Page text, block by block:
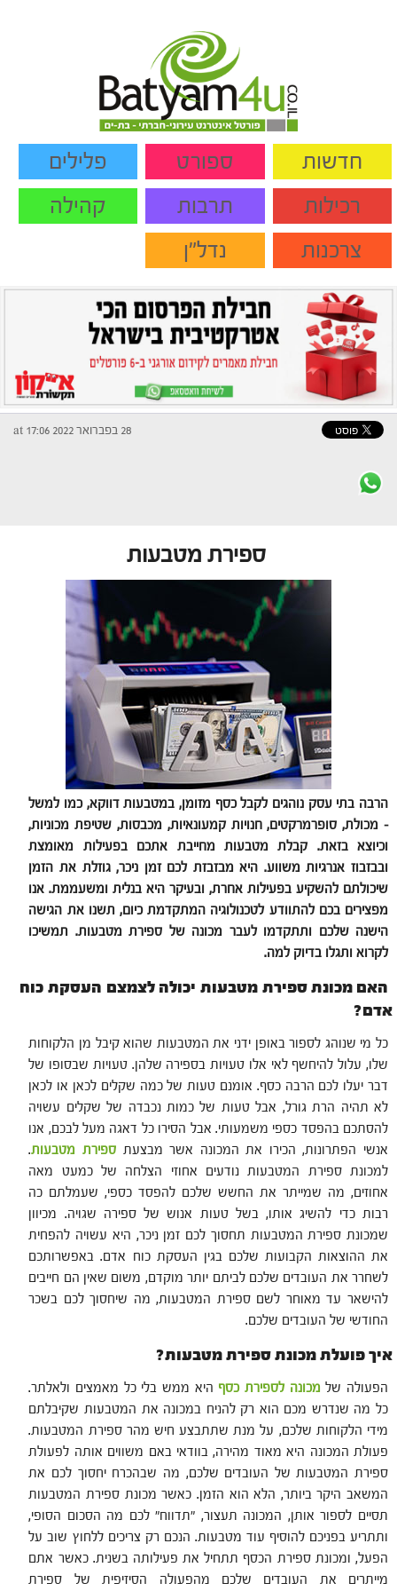
חדשות ספורט
פלילים
רכילות
תרבות
קהילה
צרכנות
נדל"ן
28 בפברואר 2022 at 17:06
ספירת מטבעות
הרבה בתי עסק נוהגים לקבל כסף מזומן, במטבעות דווקא, כמו למשל
– מכולת, סופרמרקטים, חנויות קמעונאיות, מכבסות, שטיפת מכוניות,
וכיוצא בזאת. קבלת מטבעות מחייבת אתכם בפעילות מאומצת
ובבזבוז אנרגיות משווע. היא מבזבזת לכם זמן ניכר, גוזלת את הזמן
שיכולתם להשקיע בפעילות אחרת, ובעיקר היא בנלית ומשעממת. אנו
מפצירים בכם להתוודע לטכנולוגיה המתקדמת כיום, תשנו את הגישה
הישנה שלכם ותתקדמו לעבר מכונה של ספירת מטבעות. תמשיכו
לקרוא ותגלו בדיוק למה.
האם מכונת ספירת מטבעות יכולה לצמצם העסקת כוח
אדם?
כל מי שנוהג לספור באופן ידני את המטבעות שהוא קיבל מן הלקוחות
שלו, עלול להיחשף לאי אלו טעויות בספירה שלהן. טעויות שבסופו של
דבר יעלו לכם הרבה כסף. אומנם טעות של כמה שקלים לכאן או לכאן
לא תהיה הרת גורל, אבל טעות של כמות נכבדה של שקלים עשויה
להסתכם בהפסד כספי משמעותי. אבל הסירו כל דאגה מעל לבכם, אנו
אנשי הפתרונות, הכירו את המכונה אשר מבצעתספירת מטבעות.
למכונת ספירת המטבעות נודעים אחוזי הצלחה של כמעט מאה
אחוזים, מה שמייתר את החשש שלכם להפסד כספי, שעמלתם כה
רבות כדי להשיג אותו, בשל טעות אנוש של ספירה שגויה. מכיוון
שמכונת ספירת המטבעות תחסוך לכם זמן ניכר, היא עשויה להפחית
את ההוצאות הקבועות שלכם בגין העסקת כוח אדם. באפשרותכם
לשחרר את העובדים שלכם לביתם יותר מוקדם, משום שאין הם חייבים
להישאר עד מאוחר לשם ספירת המטבעות, מה שיחסוך לכם בשכר
החודשי של העובדים שלכם.
איך פועלת מכונת ספירת מטבעות?
הפעולה של מכונה לספירת כסף היא ממש בלי כל מאמצים ולאלתר.
כל מה שנדרש מכם הוא רק להניח במכונה את המטבעות שקיבלתם
מידי הלקוחות שלכם, על מנת שתתבצע חיש מהר ספירת המטבעות.
פעולת המכונה היא מאוד מהירה, בוודאי באם משווים אותה לפעולת
ספירת המטבעות של העובדים שלכם, מה שבהכרח יחסוך לכם את
המשאב היקר ביותר, הלא הוא הזמן. כאשר מכונת ספירת המטבעות
תסיים לספור אותן, המכונה תעצור, "תדווח" לכם מה הסכום הסופי,
ותתריע בפניכם להוסיף עוד מטבעות. הנכם רק צריכים ללחוץ שוב על
הפעל, ומכונת ספירת הכסף תתחיל את פעילותה בשנית. כאשר אתם
מייתרים את העובדים שלכם מהפעולה הסיזיפית של ספירת